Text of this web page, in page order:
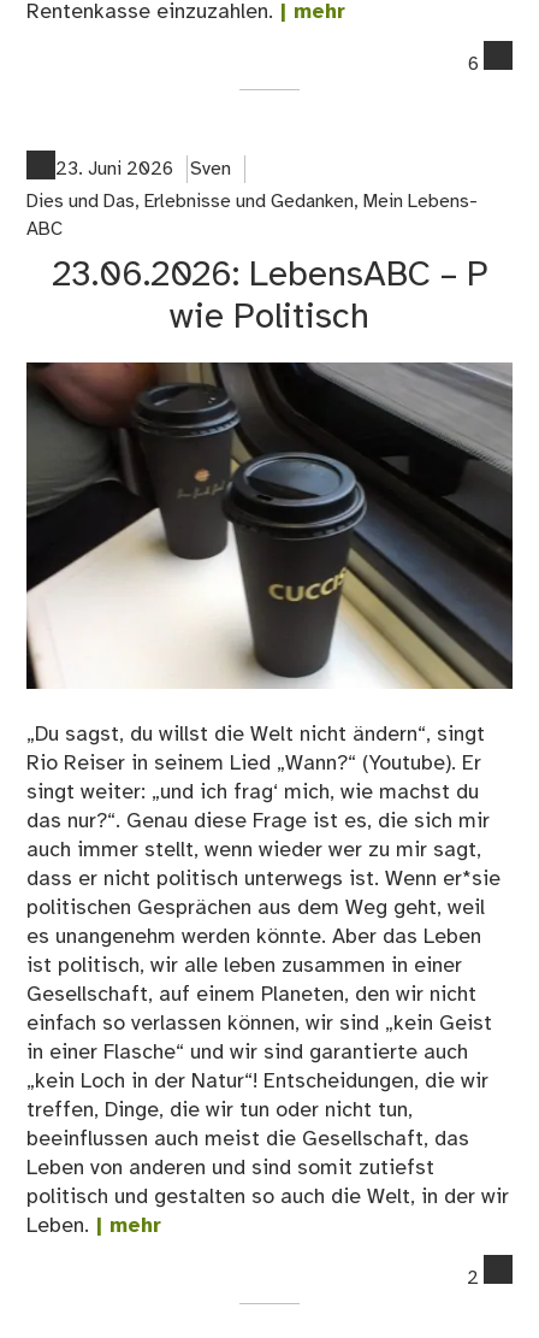
Rentenkasse einzuzahlen. | mehr
6
23. Juni 2026
Sven
Dies und Das, Erlebnisse und Gedanken, Mein Lebens-
ABC
23.06.2026: LebensABC – P
wie Politisch
„Du sagst, du willst die Welt nicht ändern“, singt
Rio Reiser in seinem Lied „Wann?“ (Youtube). Er
singt weiter: „und ich frag‘ mich, wie machst du
das nur?“. Genau diese Frage ist es, die sich mir
auch immer stellt, wenn wieder wer zu mir sagt,
dass er nicht politisch unterwegs ist. Wenn er*sie
politischen Gesprächen aus dem Weg geht, weil
es unangenehm werden könnte. Aber das Leben
ist politisch, wir alle leben zusammen in einer
Gesellschaft, auf einem Planeten, den wir nicht
einfach so verlassen können, wir sind „kein Geist
in einer Flasche“ und wir sind garantierte auch
„kein Loch in der Natur“! Entscheidungen, die wir
treffen, Dinge, die wir tun oder nicht tun,
beeinflussen auch meist die Gesellschaft, das
Leben von anderen und sind somit zutiefst
politisch und gestalten so auch die Welt, in der wir
Leben. | mehr
2